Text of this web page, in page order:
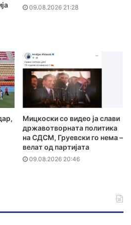
09.08.2026 21:28
Мицкоски со видео ја слави
државотворната политика
на СДСМ, Груевски го нема –
велат од партијата
09.08.2026 20:46